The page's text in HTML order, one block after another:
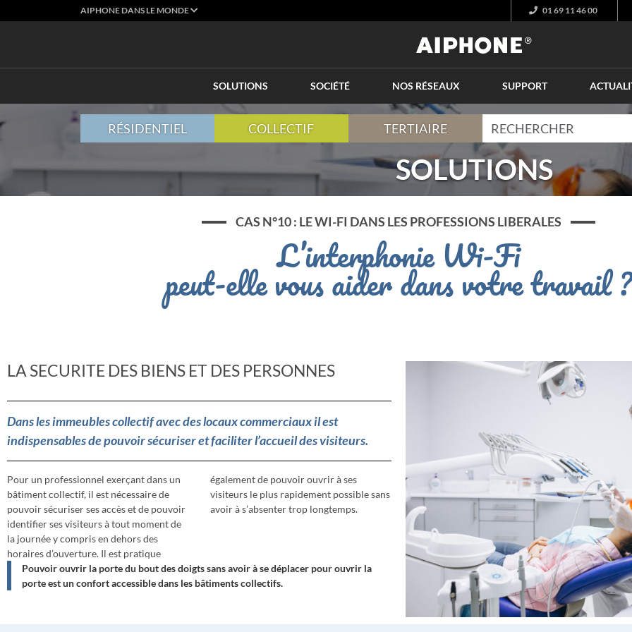
AIPHONE DANS LE MONDE 01 69 11 46 00
SOLUTIONS SOCIÉTÉ NOS RÉSEAUX SUPPORT
RÉSIDENTIEL COLLECTIF TERTIAIRE
SOLUTIONS
CAS N°10 : LE WI-FI DANS LES PROFESSIONS LIBERALES
L’interphonie Wi-Fi
peut-elle vous aider dans votre travail ?
LA SECURITE DES BIENS ET DES PERSONNES
Dans les immeubles collectif avec des locaux commerciaux il est
indispensables de pouvoir sécuriser et faciliter l’accueil des visiteurs.
Pour un professionnel exerçant dans un
bâtiment collectif, il est nécessaire de
pouvoir sécuriser ses accès et de pouvoir
identifier ses visiteurs à tout moment de
la journée y compris en dehors des
horaires d’ouverture. Il est pratique
également de pouvoir ouvrir à ses
visiteurs le plus rapidement possible sans
avoir à s’absenter trop longtemps.
Pouvoir ouvrir la porte du bout des doigts sans avoir à se déplacer pour ouvrir la
porte est un confort accessible dans les bâtiments collectifs.